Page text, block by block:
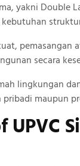
yakni Double
pemasangan
secara
lingkungan
maupun
UPVC